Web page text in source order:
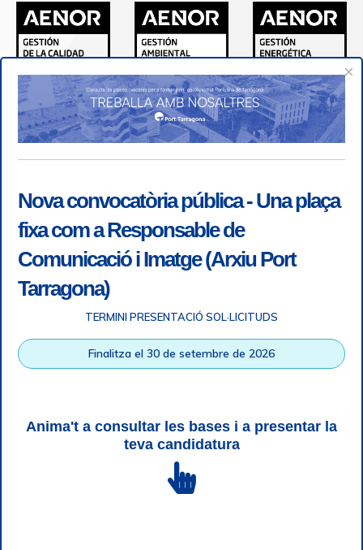
Accessibility Legal note | + info RGPD |Information of
×
Nova convocatòria pública - Una plaça
fixa com a Responsable de
Comunicació i Imatge (Arxiu Port
Tarragona)
TERMINI PRESENTACIÓ SOL·LICITUDS
Finalitza el 30 de setembre de 2026
Anima't a consultar les bases i a presentar la
teva candidatura